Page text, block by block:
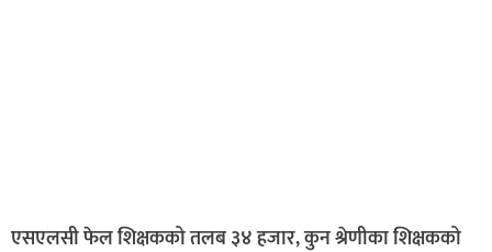
एसएलसी फेल शिक्षकको तलब ३४ हजार, कुन श्रेणीका शिक्षकको